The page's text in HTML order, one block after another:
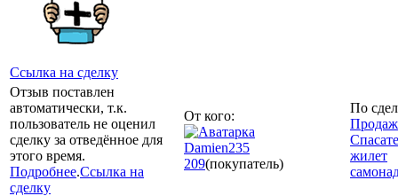
Ссылка на сделку
Отзыв поставлен
автоматически, т.к.
пользователь не оценил
сделку за отведённое для
этого время.
Подробнее.Ссылка на
сделку
От кого:
Damien235
209(покупатель)
По
жилет